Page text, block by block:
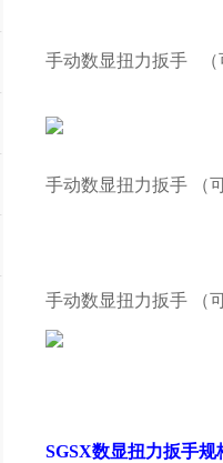
手动数显扭力扳手
手动数显扭力扳手 （
手动数显扭力扳手 （
SGSX数显扭力扳手规